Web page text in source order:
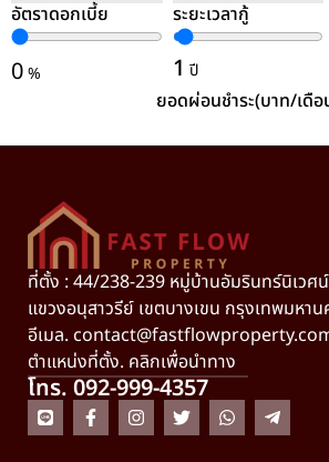
อัตราดอกเบี้ย
0%
ระยะเวลากู้
1 ปี
ยอดผ่อนชำระ(บาท/เดื
ที่ตั้ง : 44/238-239 หมู่บ้านอัมรินทร์นิเวศ
แขวงอนุสาวรีย์ เขตบางเขน กรุงเทพมหา
อีเมล.
ตำแหน่งที่ตั้ง. คลิกเพื่อนำทาง
โทร. 092-999-4357